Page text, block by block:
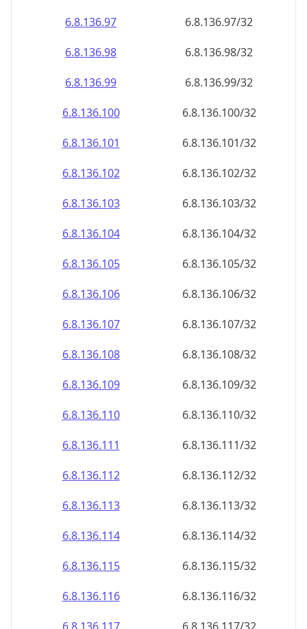
6.8.136.97
6.8.136.97/32
6.8.136.98
6.8.136.98/32
6.8.136.99
6.8.136.99/32
6.8.136.100
6.8.136.100/32
6.8.136.101
6.8.136.101/32
6.8.136.102
6.8.136.102/32
6.8.136.103
6.8.136.103/32
6.8.136.104
6.8.136.104/32
6.8.136.105
6.8.136.105/32
6.8.136.106
6.8.136.106/32
6.8.136.107
6.8.136.107/32
6.8.136.108
6.8.136.108/32
6.8.136.109
6.8.136.109/32
6.8.136.110
6.8.136.110/32
6.8.136.111
6.8.136.111/32
6.8.136.112
6.8.136.112/32
6.8.136.113
6.8.136.113/32
6.8.136.114
6.8.136.114/32
6.8.136.115
6.8.136.115/32
6.8.136.116
6.8.136.116/32